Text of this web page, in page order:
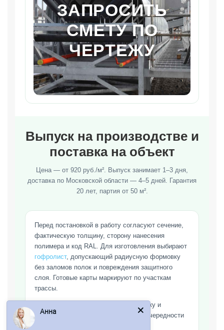
ЗАПРОСИТЬ
СМЕТУ ПО
ЧЕРТЕЖУ
Выпуск на производстве и
поставка на объект
Цена — от 920 руб./м². Выпуск занимает 1–3 дня,
доставка по Московской области — 4–5 дней. Гарантия
20 лет, партия от 50 м².
Перед постановкой в работу согласуют сечение,
фактическую толщину, сторону нанесения
полимера и код RAL. Для изготовления выбирают
гофролист, допускающий радиусную формовку
без заломов полок и повреждения защитного
слоя. Готовые карты маркируют по участкам
трассы.
Для разгрузки готовят сухую площадку и
прокладки. Пачки раскладывают по очередности
Анна